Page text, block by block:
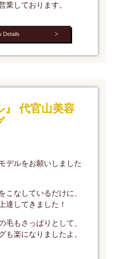
業しております。
Details
』 代官山美容
デルをお願いしました
こなしているだけに、
達してきました！
毛もさっぱりとして、
も楽になりましたよ。